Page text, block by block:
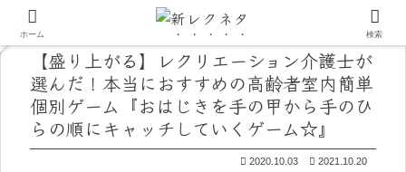
【盛り上がる】レクリエーション介護士が
選んだ！本当におすすめの高齢者室内簡単
個別ゲーム『おはじきを手の甲から手のひ
らの順にキャッチしていくゲーム☆』
2020.10.03 2021.10.20
ホーム 検索